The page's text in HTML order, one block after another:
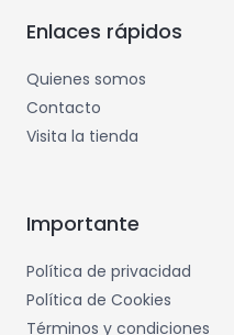
Enlaces rápidos
Quienes somos
Contacto
Visita la tienda
Importante
Política de privacidad
Política de Cookies
Términos y condiciones